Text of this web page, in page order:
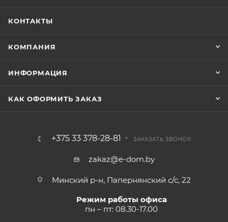
КОНТАКТЫ
КОМПАНИЯ
ИНФОРМАЦИЯ
КАК ОФОРМИТЬ ЗАКАЗ
+375 33 378-28-81 ЗАКАЗАТЬ ЗВОНОК
zakaz@e-dom.by
Минский р-н, Папернянский с/с, 22
Режим работы офиса
пн – пт: 08.30-17.00